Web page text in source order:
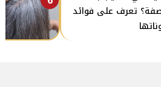
تعرف على فوائد